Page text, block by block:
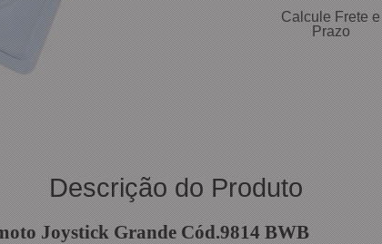
Calcule Frete e
Prazo
Descrição do Produto
Joystick Grande Cód.9814 BWB